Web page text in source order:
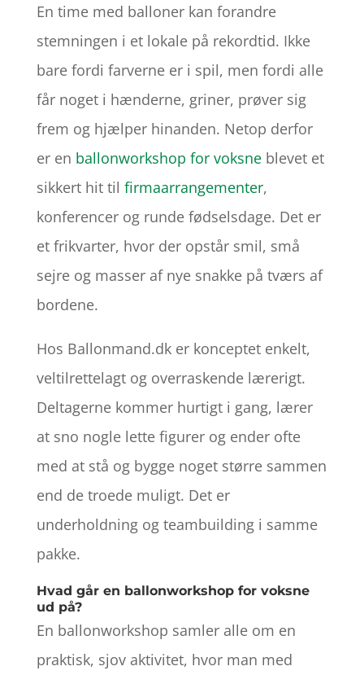
En time med balloner kan forandre
stemningen i et lokale på rekordtid. Ikke
bare fordi farverne er i spil, men fordi alle
får noget i hænderne, griner, prøver sig
frem og hjælper hinanden. Netop derfor
er en ballonworkshop for voksneblevet et
sikkert hit til firmaarrangementer,
konferencer og runde fødselsdage. Det er
et frikvarter, hvor der opstår smil, små
sejre og masser af nye snakke på tværs af
bordene.
Hos Ballonmand.dk er konceptet enkelt,
veltilrettelagt og overraskende lærerigt.
Deltagerne kommer hurtigt i gang, lærer
at sno nogle lette figurer og ender ofte
med at stå og bygge noget større sammen
end de troede muligt. Det er
underholdning og teambuilding i samme
pakke.
Hvad går en ballonworkshop for voksne
ud på?
En ballonworkshop samler alle om en
praktisk, sjov aktivitet, hvor man med